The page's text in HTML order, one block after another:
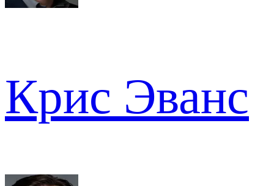
Крис Эванс